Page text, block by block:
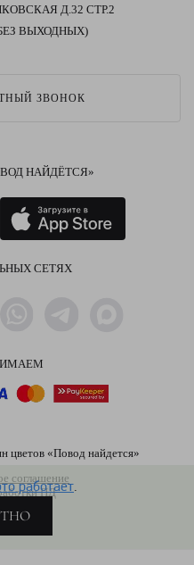
работает.
Д.32 СТР.2
ВЫХОДНЫХ)
ЗВОНОК
НАЙДЁТСЯ»
СЕТЯХ
цветов «Повод найдется»
соглашение
ПД